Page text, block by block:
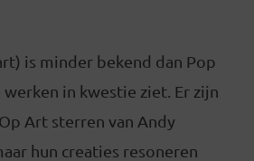
is minder bekend dan Pop
in kwestie ziet. Er zijn
Art sterren van Andy
hun creaties resoneren